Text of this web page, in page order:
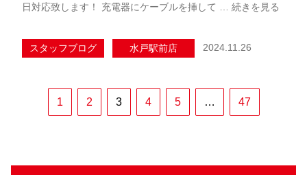
日対応致します！ 充電器にケーブルを挿して … 続きを見る
スタッフブログ 水戸駅前店 2024.11.26
1 2 3 4 5 … 47